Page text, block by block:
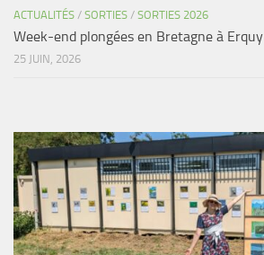
ACTUALITÉS / SORTIES / SORTIES 2026
Week-end plongées en Bretagne à Erquy
25 JUIN, 2026